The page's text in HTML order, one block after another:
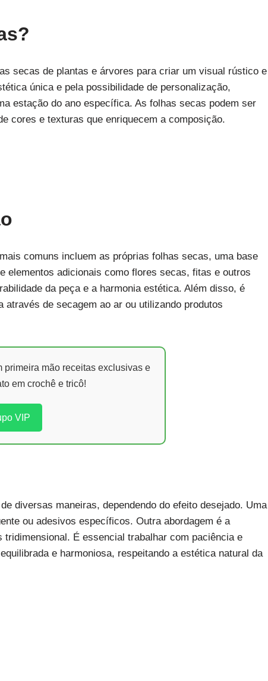
secas de plantas e árvores para criar um visual rústico e
única e pela possibilidade de personalização,
estação do ano específica. As folhas secas podem ser
cores e texturas que enriquecem a composição.
comuns incluem as próprias folhas secas, uma base
elementos adicionais como flores secas, fitas e outros
da peça e a harmonia estética. Além disso, é
de secagem ao ar ou utilizando produtos
primeira mão receitas exclusivas e
em crochê e tricô!
VIP
diversas maneiras, dependendo do efeito desejado. Uma
ou adesivos específicos. Outra abordagem é a
É essencial trabalhar com paciência e
e harmoniosa, respeitando a estética natural da